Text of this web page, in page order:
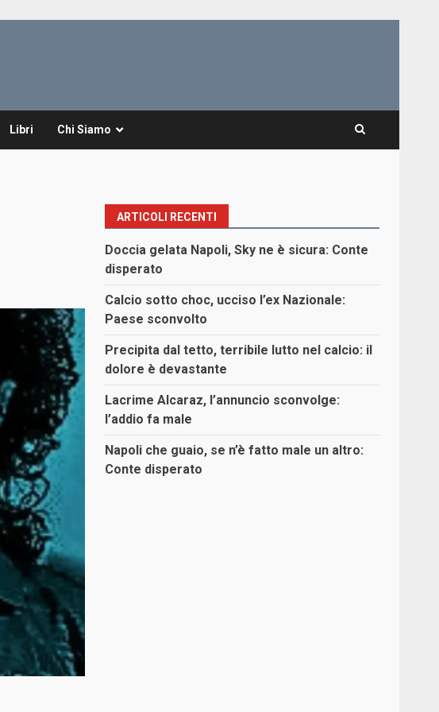
Libri Chi Siamo
ARTICOLI RECENTI
Doccia gelata Napoli, Sky ne è sicura: Conte
disperato
Calcio sotto choc, ucciso l’ex Nazionale:
Paese sconvolto
Precipita dal tetto, terribile lutto nel calcio: il
dolore è devastante
Lacrime Alcaraz, l’annuncio sconvolge:
l’addio fa male
Napoli che guaio, se n’è fatto male un altro:
Conte disperato